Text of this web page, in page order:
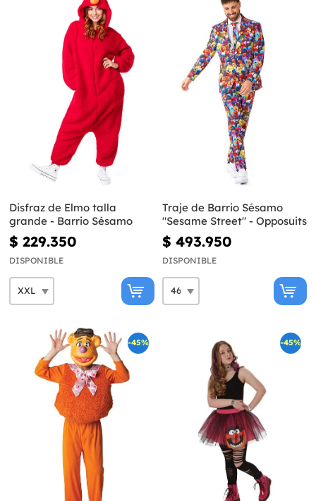
Disfraz de Elmo talla
grande - Barrio Sésamo
$ 229.350
DISPONIBLE
Traje de Barrio Sésamo
"Sesame Street" - Opposuits
$ 493.950
DISPONIBLE
-45% -45%